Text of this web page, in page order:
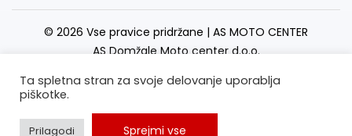
© 2026 Vse pravice pridržane | AS MOTO CENTER
AS Domžale Moto center d.o.o.
Ta spletna stran za svoje delovanje uporablja
piškotke.
Prilagodi Sprejmi vse